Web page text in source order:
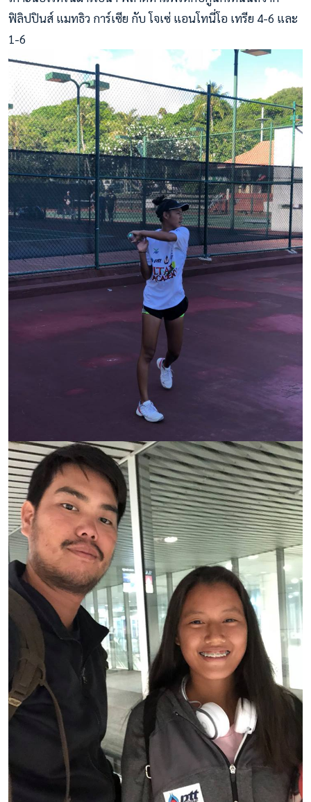
ฟิลิปปินส์ แมทธิว การ์เซีย กับ โจเซ่ แอนโทนี่โอ เทรีย 4-6 และ
1-6